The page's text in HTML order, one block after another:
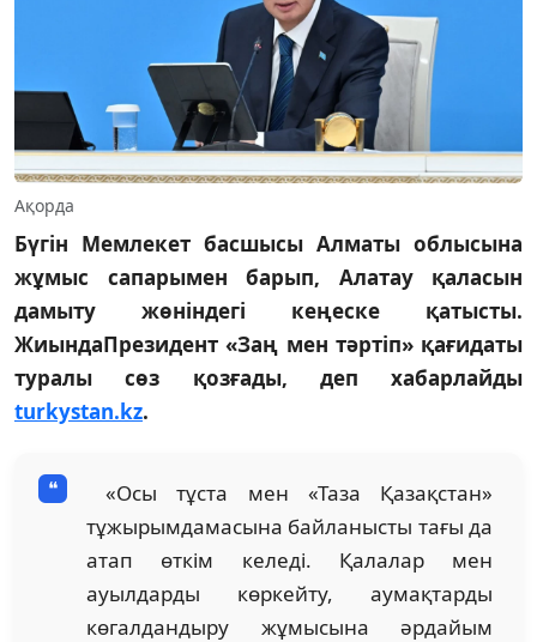
Ақорда
Бүгін Мемлекет басшысы Алматы облысына
жұмыс сапарымен барып, Алатау қаласын
дамыту жөніндегі кеңеске қатысты.
ЖиындаПрезидент «Заң мен тәртіп» қағидаты
туралы сөз қозғады, деп хабарлайды
turkystan.kz.
«Осы тұста мен «Таза Қазақстан»
тұжырымдамасына байланысты тағы да
атап өткім келеді. Қалалар мен
ауылдарды көркейту, аумақтарды
көгалдандыру жұмысына әрдайым